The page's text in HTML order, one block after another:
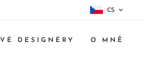
CS
DESIGNÉRY O MNĚ